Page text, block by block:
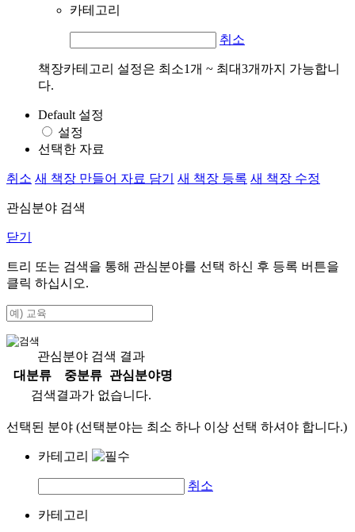
카테고리
취소
책장카테고리 설정은 최소1개 ~ 최대3개까지 가능합니
다.
Default 설정
설정
선택한 자료
취소 새 책장 만들어 자료 담기 새 책장 등록 새 책장 수정
관심분야 검색
닫기
트리 또는 검색을 통해 관심분야를 선택 하신 후 등록 버튼을
클릭 하십시오.
관심분야 검색 결과
대분류
중분류
관심분야명
검색결과가 없습니다.
선택된 분야 (선택분야는 최소 하나 이상 선택 하셔야 합니다.)
카테고리
취소
카테고리